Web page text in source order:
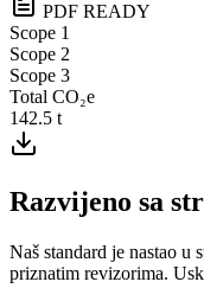
PDF READY
Scope 1
Scope 2
Scope 3
Total CO₂e
142.5 t
Razvijeno sa
Naš standard je nastao
priznatim revizorima.